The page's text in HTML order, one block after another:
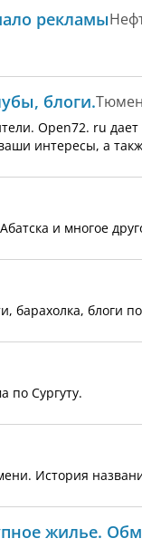
рекламы
блоги.
Open72. ru
интересы, а
и многое
блоги
по Сургуту.
История
жилье.